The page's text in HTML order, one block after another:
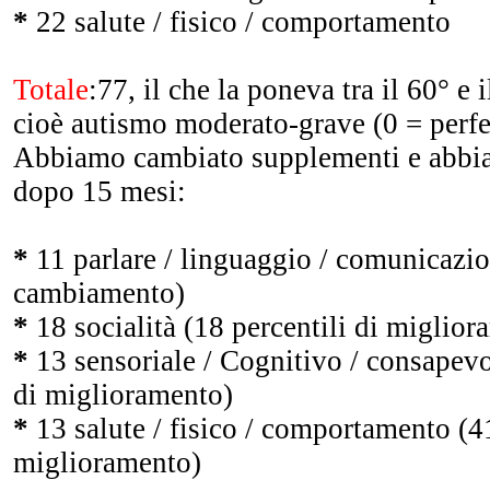
* 22 salute / fisico / comportamento
Totale:77, il che la poneva tra il 60° e
cioè autismo moderato-grave (0 =
Abbiamo cambiato supplementi e
dopo 15 mesi:
* 11 parlare / linguaggio /
cambiamento)
* 18 socialità (18 percentili di
* 13 sensoriale / Cognitivo /
di miglioramento)
* 13 salute / fisico / comportamento
miglioramento)